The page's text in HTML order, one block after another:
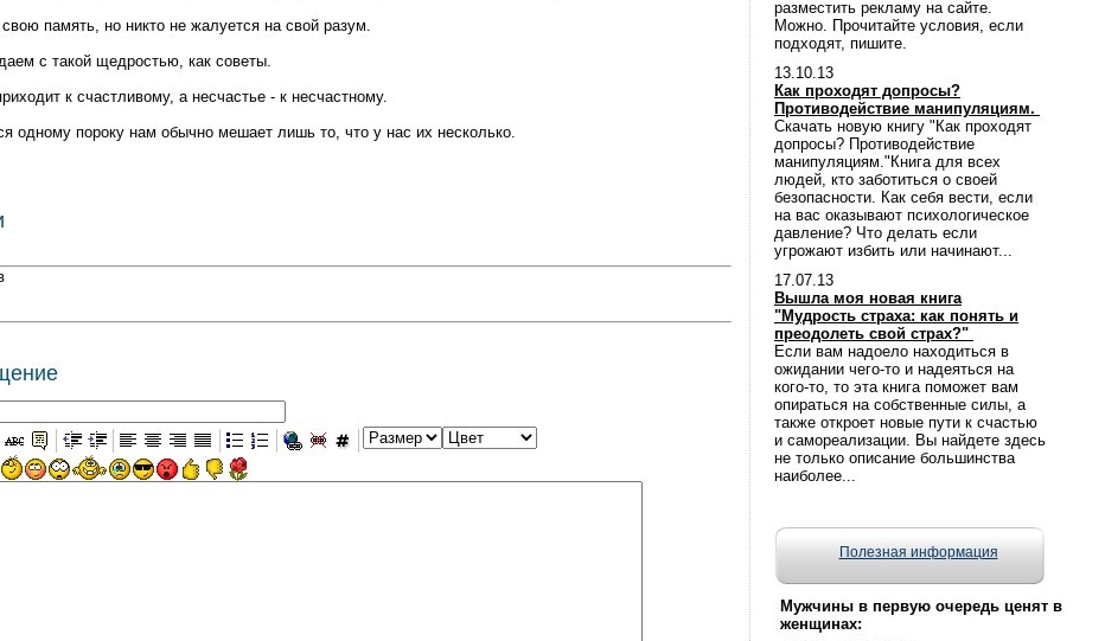
память, но никто не жалуется на свой разум.
с такой щедростью, как советы.
к счастливому, а несчастье - к несчастному.
одному пороку нам обычно мешает лишь то, что у нас их несколько.
разместить рекламу на сайте.
Можно. Прочитайте условия, если
подходят, пишите.
13.10.13
Как проходят допросы?
Противодействие манипуляциям.
Скачать новую книгу "Как проходят
допросы? Противодействие
манипуляциям."Книга для всех
людей, кто заботиться о своей
безопасности. Как себя вести, если
на вас оказывают психологическое
давление? Что делать если
угрожают избить или начинают...
17.07.13
Вышла моя новая книга
"Мудрость страха: как понять и
преодолеть свой страх?"
Если вам надоело находиться в
ожидании чего-то и надеяться на
кого-то, то эта книга поможет вам
опираться на собственные силы, а
также откроет новые пути к счастью
и самореализации. Вы найдете здесь
не только описание большинства
наиболее...
Полезная информация
Мужчины в первую очередь ценят в
женщинах: